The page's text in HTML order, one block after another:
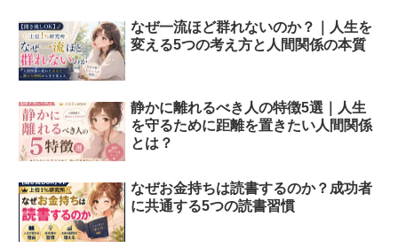
なぜ一流ほど群れないのか？｜人生を
変える5つの考え方と人間関係の本質
静かに離れるべき人の特徴5選｜人生
を守るために距離を置きたい人間関係
とは？
なぜお金持ちは読書するのか？成功者
に共通する5つの読書習慣